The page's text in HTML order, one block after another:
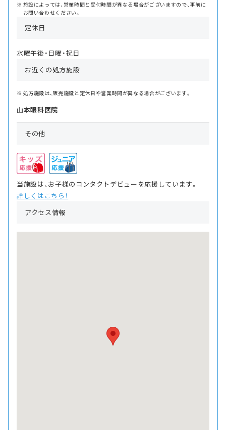
施設によっては、営業時間と受付時間が異なる場合がございますので、事前に
お問い合わせください。
定休日
水曜午後・日曜・祝日
お近くの処方施設
処方施設は、販売施設と定休日や営業時間が異なる場合がございます。
山本眼科医院
その他
当施設は、お子様のコンタクトデビューを応援しています。
詳しくはこちら！
アクセス情報